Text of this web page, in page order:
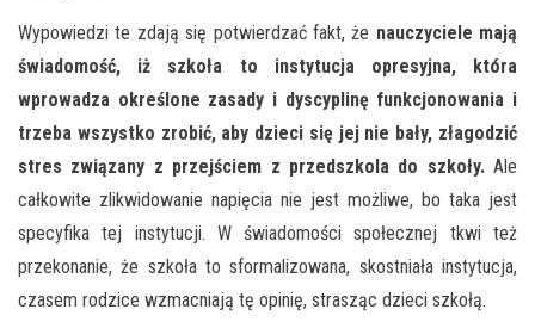
Wypowiedzi te zdają się potwierdzać fakt, że nauczyciele mają
świadomość, iż szkoła to instytucja opresyjna, która
wprowadza określone zasady i dyscyplinę funkcjonowania i
trzeba wszystko zrobić, aby dzieci się jej nie bały, złagodzić
stres związany z przejściem z przedszkola do szkoły.Ale
całkowite zlikwidowanie napięcia nie jest możliwe, bo taka jest
specyfika tej instytucji. W świadomości społecznej tkwi też
przekonanie, że szkoła to sformalizowana, skostniała instytucja,
czasem rodzice wzmacniają tę opinię, strasząc dzieci szkołą.